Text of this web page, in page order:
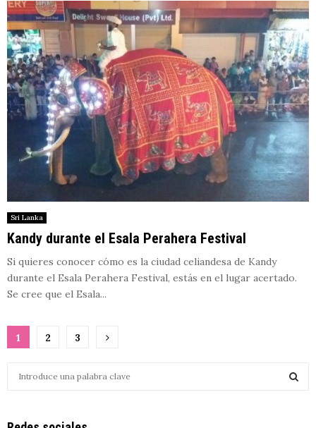
Sri Lanka
Kandy durante el Esala Perahera Festival
Si quieres conocer cómo es la ciudad celiandesa de Kandy
durante el Esala Perahera Festival, estás en el lugar acertado.
Se cree que el Esala...
Paginación
1 2 3